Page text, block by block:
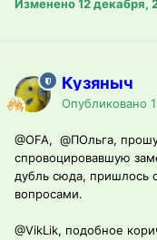
Изменено12 декабря,
Кузяныч
Опубликовано
@OFA, @ПОльга,
спровоцировавшую
дубль сюда, пришлось
вопросами.
@VikLik, подобное